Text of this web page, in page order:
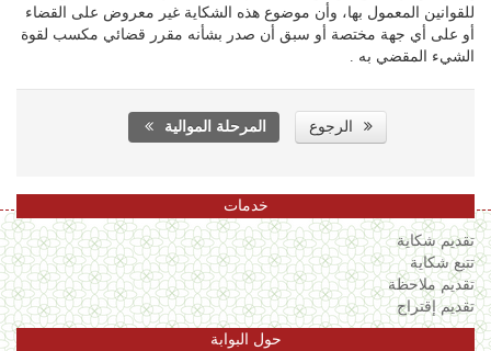
للقوانين المعمول بها، وأن موضوع هذه الشكاية غير معروض على القضاء
أو على أي جهة مختصة أو سبق أن صدر بشأنه مقرر قضائي مكسب لقوة
الشيء المقضي به .
الرجوع المرحلة الموالية
خدمات
تقديم شكاية
تتبع شكاية
تقديم ملاحظة
تقديم إقتراح
حول البوابة